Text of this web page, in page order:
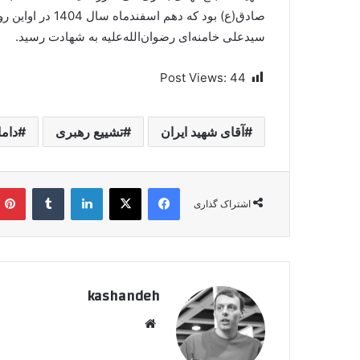
صادق(ع) بود که
سیدعلی خامنه‌ای رضوان‌الله‌علیه به شهادت رسید.
Post Views: 44
آقای شهید ایران تشییع رهبری
اشتراک گذاری
فیسبوکایکس لینکداین تامبلر
kashandeh